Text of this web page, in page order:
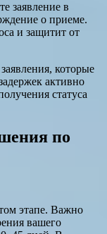
заявление в
о приеме.
и защитит от
которые
активно
статуса
по
этапе. Важно
вашего